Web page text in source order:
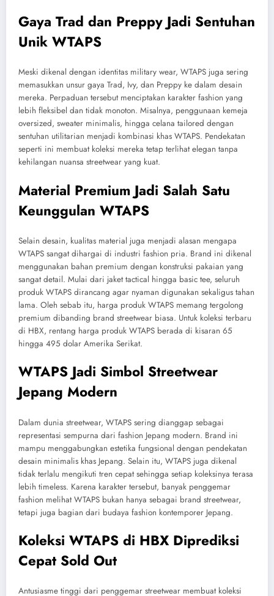
Gaya Trad dan Preppy Jadi Sentuhan
Unik WTAPS
Meski dikenal dengan identitas military wear, WTAPS juga sering
memasukkan unsur gaya Trad, Ivy, dan Preppy ke dalam desain
mereka. Perpaduan tersebut menciptakan karakter fashion yang
lebih fleksibel dan tidak monoton. Misalnya, penggunaan kemeja
oversized, sweater minimalis, hingga celana tailored dengan
sentuhan utilitarian menjadi kombinasi khas WTAPS. Pendekatan
seperti ini membuat koleksi mereka tetap terlihat elegan tanpa
kehilangan nuansa streetwear yang kuat.
Material Premium Jadi Salah Satu
Keunggulan WTAPS
Selain desain, kualitas material juga menjadi alasan mengapa
WTAPS sangat dihargai di industri fashion pria. Brand ini dikenal
menggunakan bahan premium dengan konstruksi pakaian yang
sangat detail. Mulai dari jaket tactical hingga basic tee, seluruh
produk WTAPS dirancang agar nyaman digunakan sekaligus tahan
lama. Oleh sebab itu, harga produk WTAPS memang tergolong
premium dibanding brand streetwear biasa. Untuk koleksi terbaru
di HBX, rentang harga produk WTAPS berada di kisaran 65
hingga 495 dolar Amerika Serikat.
WTAPS Jadi Simbol Streetwear
Jepang Modern
Dalam dunia streetwear, WTAPS sering dianggap sebagai
representasi sempurna dari fashion Jepang modern. Brand ini
mampu menggabungkan estetika fungsional dengan pendekatan
desain minimalis khas Jepang. Selain itu, WTAPS juga dikenal
tidak terlalu mengikuti tren cepat sehingga setiap koleksinya terasa
lebih timeless. Karena karakter tersebut, banyak penggemar
fashion melihat WTAPS bukan hanya sebagai brand streetwear,
tetapi juga bagian dari budaya fashion kontemporer Jepang.
Koleksi WTAPS di HBX Diprediksi
Cepat Sold Out
Antusiasme tinggi dari penggemar streetwear membuat koleksi